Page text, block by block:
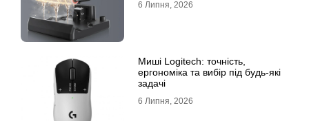
6 Липня, 2026
Миші Logitech: точність,
ергономіка та вибір під будь-які
задачі
6 Липня, 2026